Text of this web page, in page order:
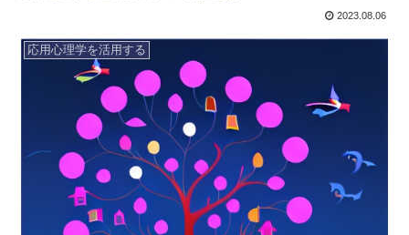
2023.08.06
応用心理学を活用する